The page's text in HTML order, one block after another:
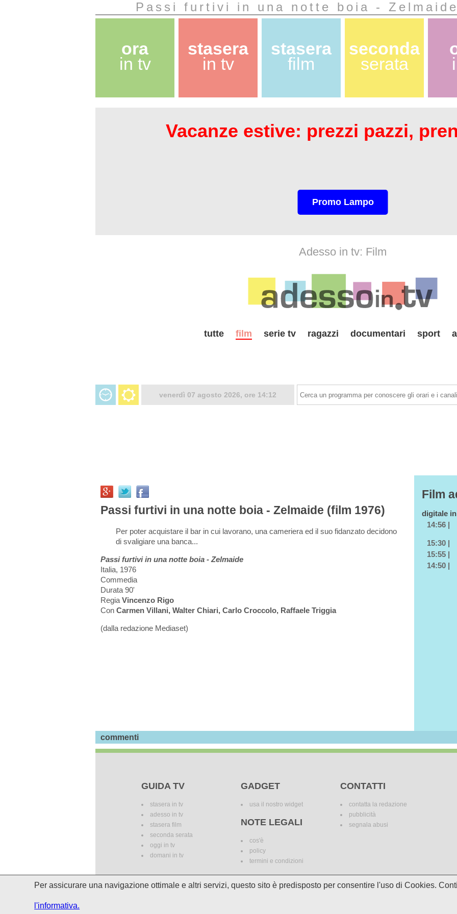
Passi furtivi in una notte boia -
ora
in tv
stasera
in tv
stasera
film
seconda
serata
Vacanze estive: prezzi pazzi,
Promo Lampo
Adesso in tv: Film
tutte film serie tv ragazzi documentari sport
venerdì 07 agosto 2026, ore 14:12
Passi furtivi in una notte boia - Zelmaide (film 1976)
Per poter acquistare il bar in cui lavorano, una cameriera ed il suo fidanzato decidono
di svaligiare una banca...
Passi furtivi in una notte boia - Zelmaide
Italia, 1976
Commedia
Durata 90'
Regia Vincenzo Rigo
Con Carmen Villani, Walter Chiari, Carlo Croccolo, Raffaele Triggia
(dalla redazione Mediaset)
Film
digitale
14:56 |
15:30 |
15:55 |
14:50 |
commenti
GUIDA TV
stasera in tv
adesso in tv
stasera film
seconda serata
oggi in tv
domani in tv
GADGET
usa il nostro widget
NOTE LEGALI
cos'è
policy
termini e condizioni
CONTATTI
contatta la redazione
pubblicità
segnala abusi
I palinsesti potrebbero subire delle variazioni. I marchi dei canali televisivi appartengono ai legittimi proprietari. Le
incomplete e/o errate.
Per assicurare una navigazione ottimale e altri servizi, questo sito è predisposto per consentire l'uso di Cookies.
l'informativa.